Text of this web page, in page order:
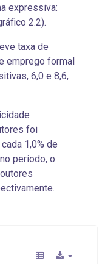
expressiva:
2.2).
taxa de
emprego formal
6,0 e 8,6,
foi
1,0% de
período, o